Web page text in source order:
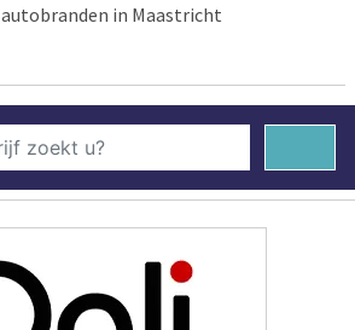
autobranden in Maastricht